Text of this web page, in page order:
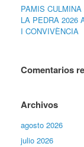
PAMIS
LA PEDRA 2026
I CONVIVÈNCIA
Comentarios
Archivos
agosto 2026
julio 2026